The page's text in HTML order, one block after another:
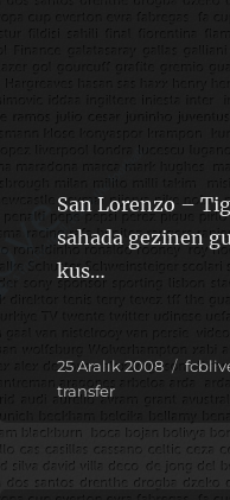
San Lorenzo –
sahada gezinen
kus…
Yayın
tarihi
25 Aralık 2008
transfer